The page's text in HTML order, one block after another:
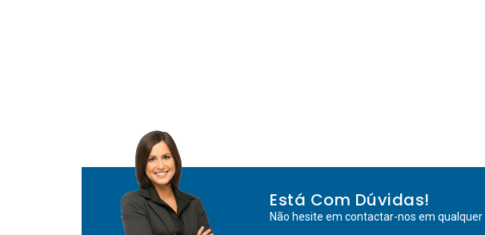
Está Com Dúvidas!
Não hesite em contactar-nos em qualquer